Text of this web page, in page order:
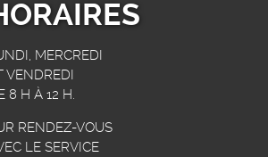
MERCREDI
VENDREDI
8 H À 12 H.
RENDEZ-VOUS
LE SERVICE